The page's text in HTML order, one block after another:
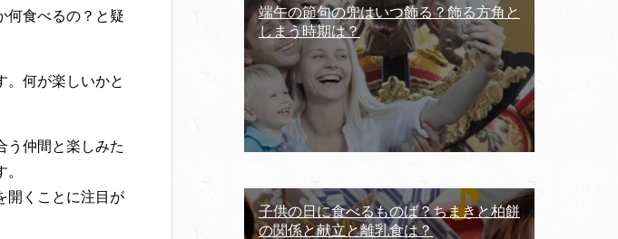
何食べるの？と疑
。何が楽しいかと
う仲間と楽しみた
開くことに注目が
端午の節句の兜はいつ飾る？飾る方角と
しまう時期は？
子供の日に食べるものば？ちまきと柏餅
の関係と献立と離乳食は？